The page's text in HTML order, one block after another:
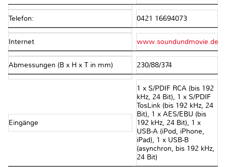
Telefon: 0421 16694073
Internet www.soundundmovie.de
Abmessungen (B x H x T in mm) 230/88/374
Eingänge
1 x S/PDIF RCA (bis 192
kHz, 24 Bit), 1 x S/PDIF
TosLink (bis 192 kHz, 24
Bit), 1 x AES/EBU (bis
192 kHz, 24 Bit), 1 x
USB-A (iPod, iPhone,
iPad), 1 x USB-B
(asynchron, bis 192 kHz,
24 Bit)